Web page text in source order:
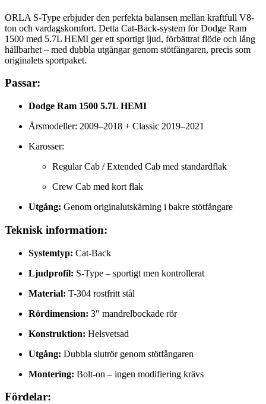
ORLA S-Type erbjuder den perfekta balansen mellan kraftfull V8-
ton och vardagskomfort. Detta Cat-Back-system för Dodge Ram
1500 med 5.7L HEMI ger ett sportigt ljud, förbättrat flöde och lång
hållbarhet – med dubbla utgångar genom stötfångaren, precis som
originalets sportpaket.
Passar:
Dodge Ram 1500 5.7L HEMI
Årsmodeller: 2009–2018 + Classic 2019–2021
Karosser:
Regular Cab / Extended Cab med standardflak
Crew Cab med kort flak
Utgång: Genom originalutskärning i bakre stötfångare
Teknisk information:
Systemtyp: Cat-Back
Ljudprofil: S-Type – sportigt men kontrollerat
Material: T-304 rostfritt stål
Rördimension: 3″ mandrelbockade rör
Konstruktion: Helsvetsad
Utgång: Dubbla slutrör genom stötfångaren
Montering: Bolt-on – ingen modifiering krävs
Fördelar: